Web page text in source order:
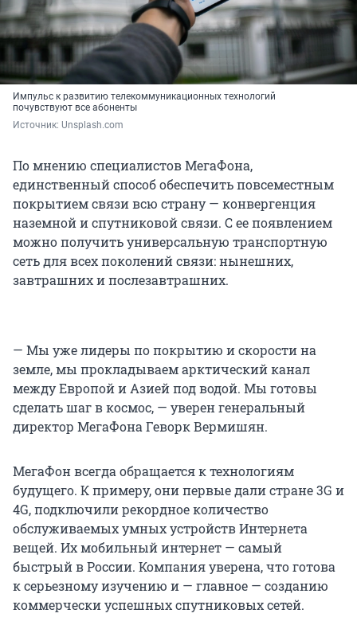
Импульс к развитию телекоммуникационных технологий
почувствуют все абоненты
Источник: Unsplash.com
По мнению специалистов МегаФона,
единственный способ обеспечить повсеместным
покрытием связи всю страну — конвергенция
наземной и спутниковой связи. С ее появлением
можно получить универсальную транспортную
сеть для всех поколений связи: нынешних,
завтрашних и послезавтрашних.
— Мы уже лидеры по покрытию и скорости на
земле, мы прокладываем арктический канал
между Европой и Азией под водой. Мы готовы
сделать шаг в космос, — уверен генеральный
директор МегаФона Геворк Вермишян.
МегаФон всегда обращается к технологиям
будущего. К примеру, они первые дали стране 3G и
4G, подключили рекордное количество
обслуживаемых умных устройств Интернета
вещей. Их мобильный интернет — самый
быстрый в России. Компания уверена, что готова
к серьезному изучению и — главное — созданию
коммерчески успешных спутниковых сетей.